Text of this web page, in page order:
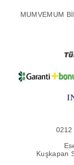
MUMVEMUM
Kuşkapan